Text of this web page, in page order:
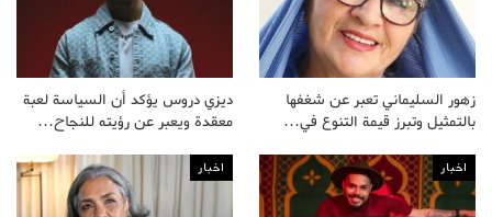
زهور السليماني تعبر عن شغفها
بالتمثيل وتبرز قيمة التنوع في…
ديزي دروس يؤكد أن السياسة لعبة
معقدة ويعبر عن رؤيته للنجاح…
اخبار اخبار